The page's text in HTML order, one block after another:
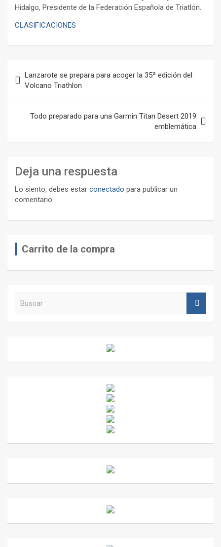
Hidalgo, Presidente de la Federación Española de Triatlón.
CLASIFICACIONES
de
entradas
Lanzarote se prepara para acoger la 35ª edición del
Volcano Triathlon
Todo preparado para una Garmin Titan Desert 2019
emblemática
Deja una respuesta
Lo siento, debes estar conectado para publicar un
comentario.
Carrito de la compra